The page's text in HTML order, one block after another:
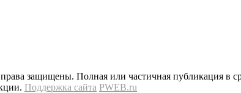
защищены. Полная или частичная публикация в
Поддержка сайта PWEB.ru